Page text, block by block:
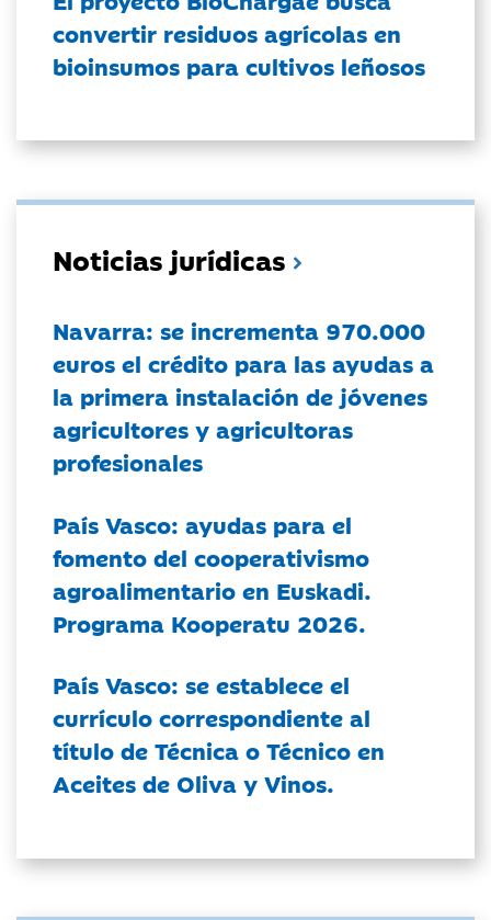
convertir residuos agrícolas en
bioinsumos para cultivos leñosos
Noticias jurídicas
Navarra: se incrementa 970.000
euros el crédito para las ayudas a
la primera instalación de jóvenes
agricultores y agricultoras
profesionales
País Vasco: ayudas para el
fomento del cooperativismo
agroalimentario en Euskadi.
Programa Kooperatu 2026.
País Vasco: se establece el
currículo correspondiente al
título de Técnica o Técnico en
Aceites de Oliva y Vinos.